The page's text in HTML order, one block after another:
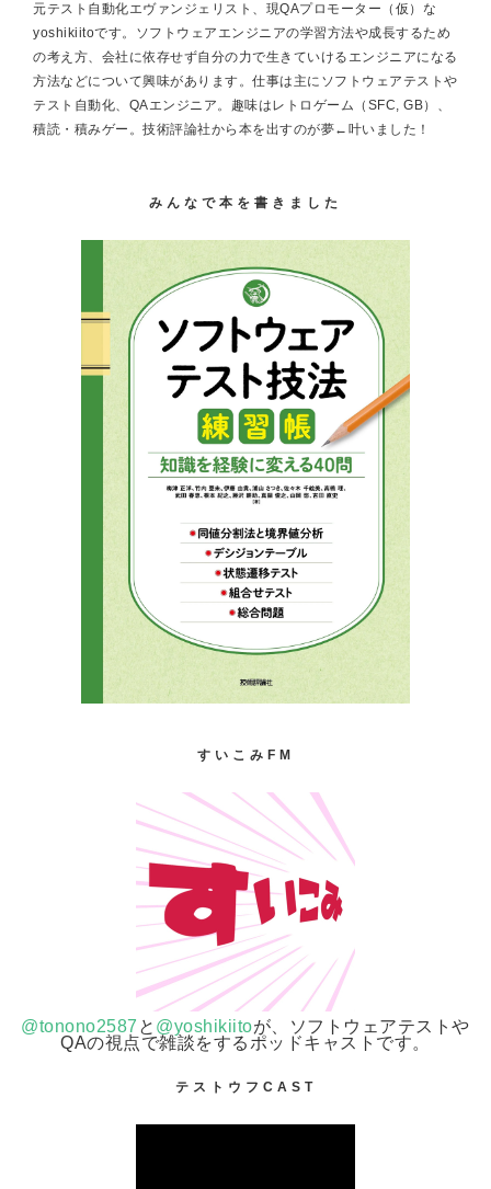
元テスト自動化エヴァンジェリスト、現QAプロモーター（仮）な
yoshikiitoです。ソフトウェアエンジニアの学習方法や成長するため
の考え方、会社に依存せず自分の力で生きていけるエンジニアになる
方法などについて興味があります。仕事は主にソフトウェアテストや
テスト自動化、QAエンジニア。趣味はレトロゲーム（SFC, GB）、
積読・積みゲー。技術評論社から本を出すのが夢←叶いました！
みんなで本を書きました
すいこみFM
@tonono2587 と @yoshikiitoが、ソフトウェアテストや
QAの視点で雑談をするポッドキャストです。
テストウフCAST